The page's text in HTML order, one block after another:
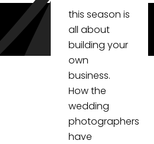
this season is
all about
building your
own
business.
How the
wedding
photographers
have